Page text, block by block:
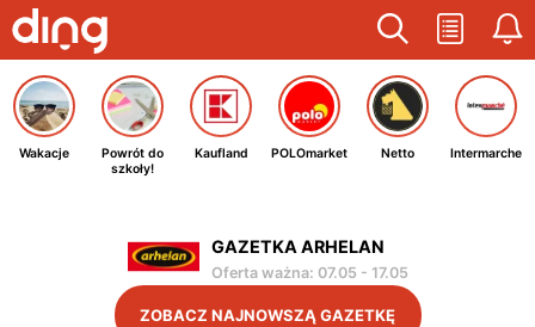
Wakacje
Powrót do
szkoły!
Kaufland POLOmarket Netto Intermarche
GAZETKA ARHELAN
Oferta ważna: 07.05 - 17.05
ZOBACZ NAJNOWSZĄ GAZETKĘ